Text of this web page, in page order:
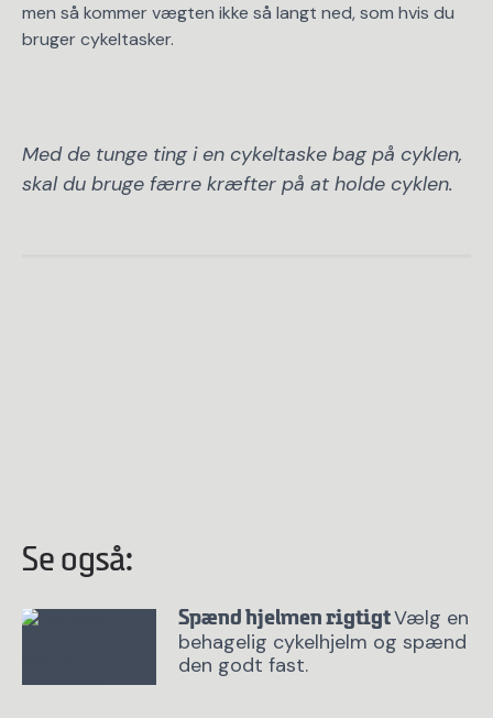
men så kommer vægten ikke så langt ned, som hvis du
bruger cykeltasker.
Med de tunge ting i en cykeltaske bag på cyklen,
skal du bruge færre kræfter på at holde cyklen.
Se også:
Spænd hjelmen rigtigtVælg en
behagelig cykelhjelm og spænd
den godt fast.